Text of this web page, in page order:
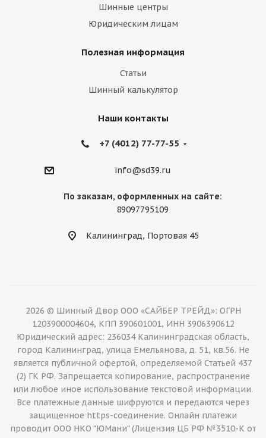
Шинные центры
Юридическим лицам
Полезная информация
Статьи
Шинный калькулятор
Наши контакты
+7 (4012) 77-77-55
info@sd39.ru
По заказам, оформленных на сайте:
89097795109
Калининград, Портовая 45
2026 © Шинный Двор ООО «САЙБЕР ТРЕЙД»: ОГРН
1203900004604, КПП 390601001, ИНН 3906390612
Юридический адрес: 236034 Калининградская область,
город Калининград, улица Емельянова, д. 51, кв.56. Не
является публичной офертой, определяемой Статьей 437
(2) ГК РФ. Запрещается копирование, распространение
или любое иное использование текстовой информации.
Все платежные данные шифруются и передаются через
защищенное https-соединение. Онлайн платежи
проводит ООО НКО "ЮМани" (Лицензия ЦБ РФ №3510-К от